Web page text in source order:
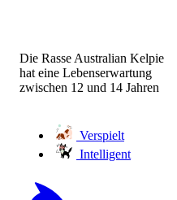
Die Rasse Australian Kelpie
hat eine Lebenserwartung
zwischen 12 und 14 Jahren
Verspielt
Intelligent